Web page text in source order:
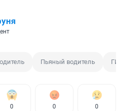
Пьяный водитель
0 0 0